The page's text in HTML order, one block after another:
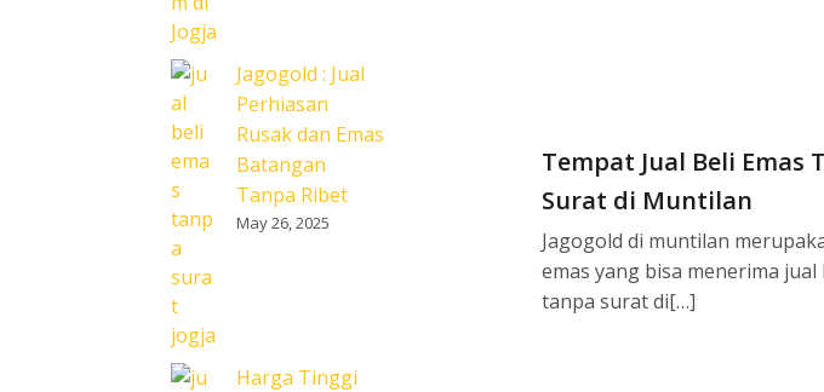
Jagogold : Jual
Perhiasan
Rusak dan Emas
Batangan
Tanpa Ribet
May 26, 2025
Harga Tinggi
Tempat Jual Beli Emas
Surat di Muntilan
Jagogold di muntilan
emas yang bisa menerima jual
tanpa surat di[…]